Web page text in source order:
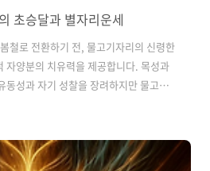
초승달과 별자리운세
철로 전환하기 전, 물고기자리의 신령한
자양분의 치유력을 제공합니다. 목성과
동성과 자기 성찰을 장려하지만 물고기
에 어떤 영향을 미칠지 궁금하다면 다
반면, 물고기자리의 가변적인 물은 다양
에 대해 이야기합니다. 우리가 더 높은